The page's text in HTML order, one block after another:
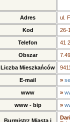
Adres ul.
Kod 26-
Telefon 41
Obszar
Liczba Mieszkańców
E-mail »
www »
www - bip »
Burmistrz Miasta i